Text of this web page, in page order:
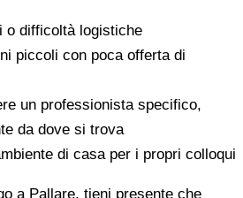
o difficoltà logistiche
piccoli con poca offerta di
un professionista specifico,
da dove si trova
di casa per i propri colloqui
a Pallare, tieni presente che